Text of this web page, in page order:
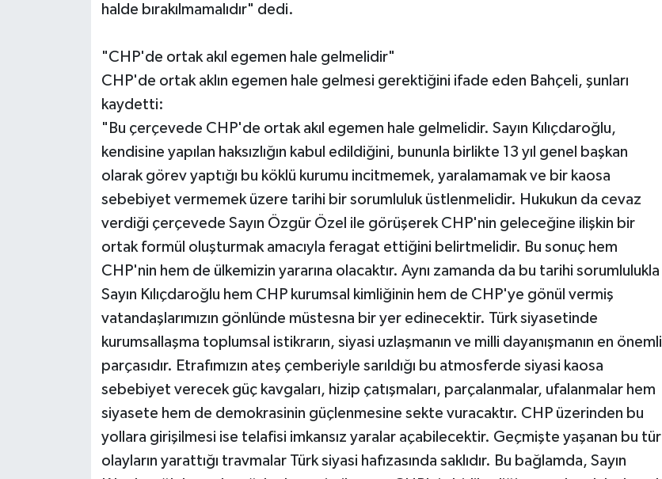
halde bırakılmamalıdır" dedi.
"CHP'de ortak akıl egemen hale gelmelidir"
CHP'de ortak aklın egemen hale gelmesi gerektiğini ifade eden Bahçeli, şunları
kaydetti:
"Bu çerçevede CHP'de ortak akıl egemen hale gelmelidir. Sayın Kılıçdaroğlu,
kendisine yapılan haksızlığın kabul edildiğini, bununla birlikte 13 yıl genel başkan
olarak görev yaptığı bu köklü kurumu incitmemek, yaralamamak ve bir kaosa
sebebiyet vermemek üzere tarihi bir sorumluluk üstlenmelidir. Hukukun da cevaz
verdiği çerçevede Sayın Özgür Özel ile görüşerek CHP'nin geleceğine ilişkin bir
ortak formül oluşturmak amacıyla feragat ettiğini belirtmelidir. Bu sonuç hem
CHP'nin hem de ülkemizin yararına olacaktır. Aynı zamanda da bu tarihi sorumlulukla
Sayın Kılıçdaroğlu hem CHP kurumsal kimliğinin hem de CHP'ye gönül vermiş
vatandaşlarımızın gönlünde müstesna bir yer edinecektir. Türk siyasetinde
kurumsallaşma toplumsal istikrarın, siyasi uzlaşmanın ve milli dayanışmanın en önemli
parçasıdır. Etrafımızın ateş çemberiyle sarıldığı bu atmosferde siyasi kaosa
sebebiyet verecek güç kavgaları, hizip çatışmaları, parçalanmalar, ufalanmalar hem
siyasete hem de demokrasinin güçlenmesine sekte vuracaktır. CHP üzerinden bu
yollara girişilmesi ise telafisi imkansız yaralar açabilecektir. Geçmişte yaşanan bu tür
olayların yarattığı travmalar Türk siyasi hafızasında saklıdır. Bu bağlamda, Sayın